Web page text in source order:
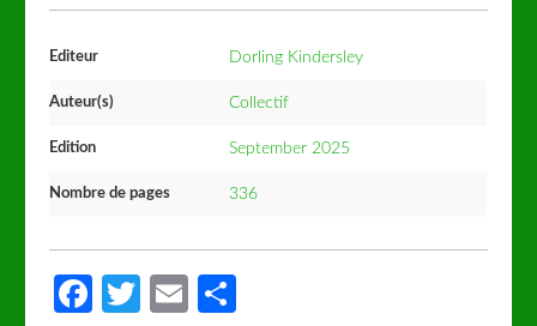
Editeur Dorling Kindersley
Auteur(s) Collectif
Edition September 2025
Nombre de pages 336
Facebook
Twitter
Email